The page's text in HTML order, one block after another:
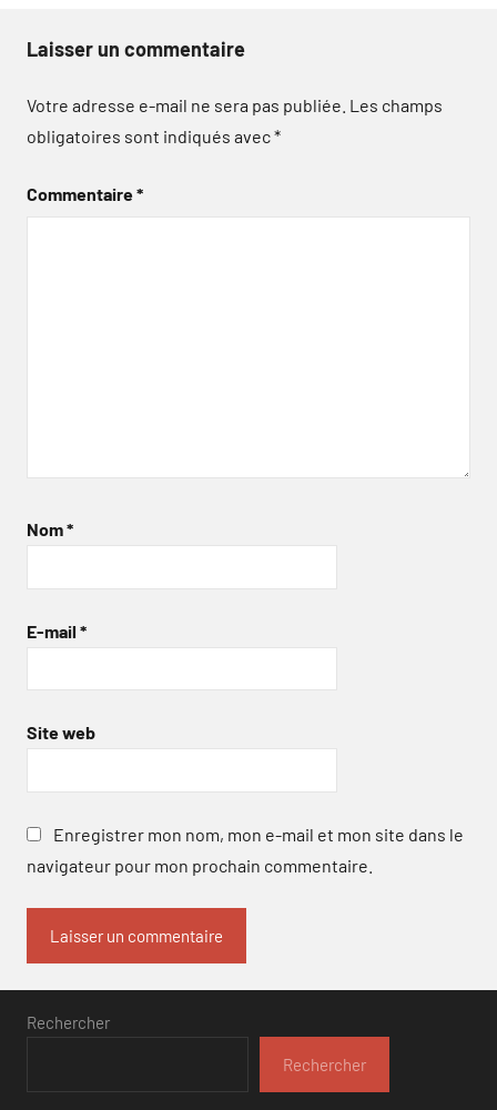
Laisser un commentaire
Votre adresse e-mail ne sera pas publiée. Les champs
obligatoires sont indiqués avec*
Commentaire*
Nom*
E-mail *
Site web
Enregistrer mon nom, mon e-mail et mon site dans le
navigateur pour mon prochain commentaire.
Rechercher
Rechercher